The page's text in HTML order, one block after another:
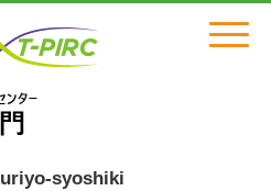
Click
syoshiki